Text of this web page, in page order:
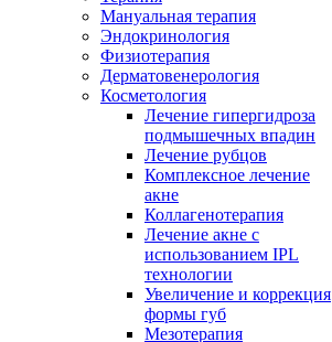
Мануальная терапия
Эндокринология
Физиотерапия
Дерматовенерология
Косметология
Лечение гипергидроза
подмышечных впадин
Лечение рубцов
Комплексное лечение
акне
Коллагенотерапия
Лечение акне с
использованием IPL
технологии
Увеличение и коррекция
формы губ
Мезотерапия